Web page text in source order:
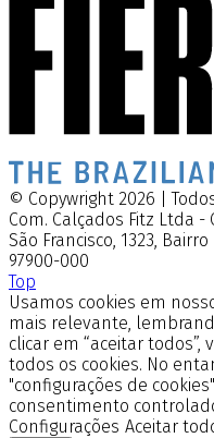
© Copywright 2026 |
Com. Calçados Fitz Ltda -
São Francisco, 1323,
97900-000
Top
Usamos cookies em
mais relevante,
clicar em “aceitar todos”,
todos os cookies. No
"configurações de
consentimento
Configurações Aceitar